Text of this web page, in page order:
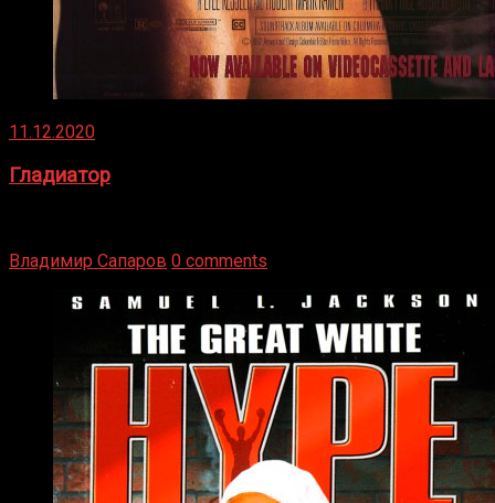
11.12.2020
Гладиатор
Владимир Сапаров 0 comments